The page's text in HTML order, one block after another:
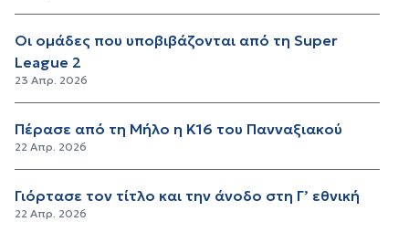
Οι ομάδες που υποβιβάζονται από τη Super
League 2
23 Απρ. 2026
Πέρασε από τη Μήλο η Κ16 του Πανναξιακού
22 Απρ. 2026
Γιόρτασε τον τίτλο και την άνοδο στη Γ’ εθνική
22 Απρ. 2026